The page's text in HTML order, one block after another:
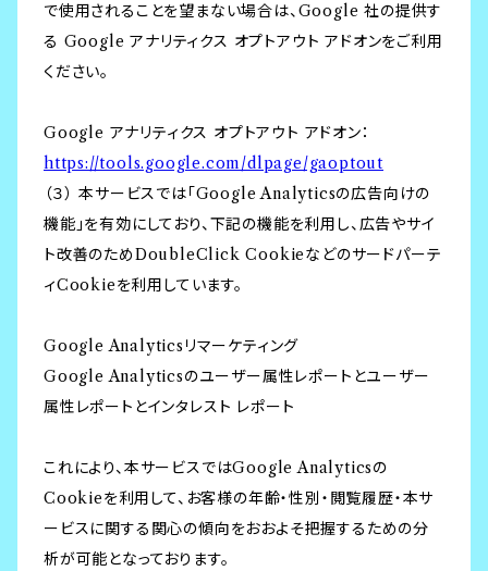
で使用されることを望まない場合は、Google 社の提供す
る Google アナリティクス オプトアウト アドオンをご利用
ください。
Google アナリティクス オプトアウト アドオン：
https://tools.google.com/dlpage/gaoptout
（３） 本サービスでは「Google Analyticsの広告向けの
機能」を有効にしており、下記の機能を利用し、広告やサイ
ト改善のためDoubleClick Cookieなどのサードパーテ
ィCookieを利用しています。
Google Analyticsリマーケティング
Google Analyticsのユーザー属性レポートとユーザー
属性レポートとインタレスト レポート
これにより、本サービスではGoogle Analyticsの
Cookieを利用して、お客様の年齢・性別・閲覧履歴・本サ
ービスに関する関心の傾向をおおよそ把握するための分
析が可能となっております。